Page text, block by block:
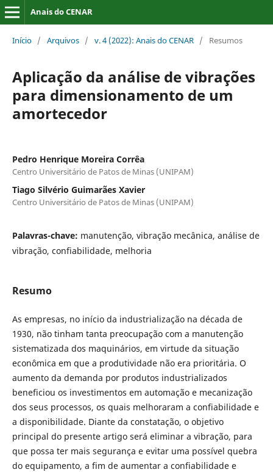
Anais do CENAR
Início / Arquivos / v. 4 (2022): Anais do CENAR / Resumos
Aplicação da análise de vibrações
para dimensionamento de um
amortecedor
Pedro Henrique Moreira Corrêa
Centro Universitário de Patos de Minas (UNIPAM)
Tiago Silvério Guimarães Xavier
Centro Universitário de Patos de Minas (UNIPAM)
Palavras-chave: manutenção, vibração mecânica, análise de
vibração, confiabilidade, melhoria
Resumo
As empresas, no início da industrialização na década de
1930, não tinham tanta preocupação com a manutenção
sistematizada dos maquinários, em virtude da situação
econômica em que a produtividade não era prioritária. O
aumento da demanda por produtos industrializados
beneficiou os investimentos em automação e mecanização
dos seus processos, os quais melhoraram a confiabilidade e
a disponibilidade. Diante da constatação, o objetivo
principal do presente artigo será eliminar a vibração, para
que possa ter mais segurança e evitar uma possível quebra
do equipamento, a fim de aumentar a confiabilidade e